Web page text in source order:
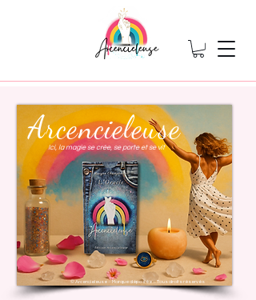
Ici, la magie se crée, se porte et se vit
© Arcencieleuse – Marque déposée – Tous droits réservés
Arcencieleuse